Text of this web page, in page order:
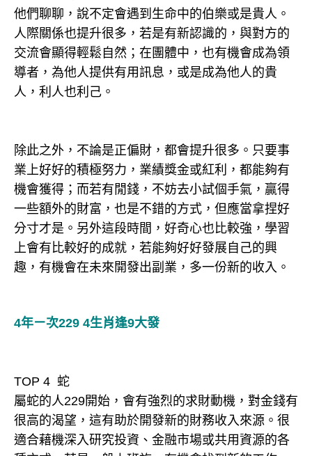
他們聊聊，說不定會遇到生命中的伯樂或是貴人。
人際關係也提升很多，若是有新認識的，與對方的
交流會顯得輕鬆自然；在團體中，也有機會成為領
導者，為他人提供有用訊息，或是成為他人的貴
人，利人也利己。
除此之外，不論是正偏財，都會提升很多。只要事
業上好好的積極努力，業績獎金或紅利，都能夠有
機會獲得；而若有閒錢，不妨去小試個手氣，贏得
一些額外的財富，也是不錯的方式，但應當拿捏好
分寸才是。另外這段時間，好奇心也比較強，學習
上會有比較好的成就，若能夠好好發展自己的興
趣，有機會在未來開發出副業，多一份新的收入。
4年ㄧ次229 4生肖逢9大發
TOP 4 蛇
屬蛇的人229開始，會有強烈的求財動機，對金錢有
很高的渴望，這有助於開發新的財務收入來源。很
適合藉機深入研究投資、金融市場或共用資源的各